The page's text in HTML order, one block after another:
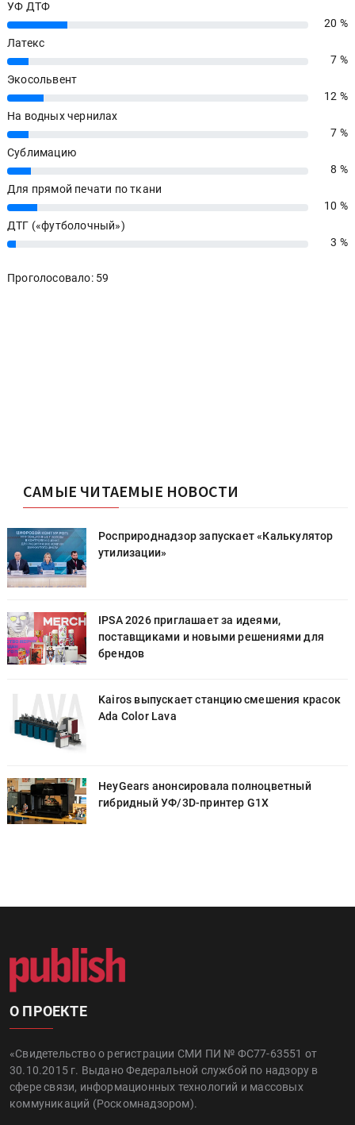
УФ ДТФ
20%
20 %
Латекс
7%
7 %
Экосольвент
12%
12 %
На водных чернилах
7%
7 %
Сублимацию
8%
8 %
Для прямой печати по ткани
10%
10 %
ДТГ («футболочный»)
3% 3 %
Проголосовало: 59
САМЫЕ ЧИТАЕМЫЕ НОВОСТИ
Росприроднадзор запускает «Калькулятор
утилизации»
IPSA 2026 приглашает за идеями,
поставщиками и новыми решениями для
брендов
Kairos выпускает станцию смешения красок
Ada Color Lava
HeyGears анонсировала полноцветный
гибридный УФ/3D-принтер G1X
О ПРОЕКТЕ
«Свидетельство о регистрации СМИ ПИ № ФС77-63551 от
30.10.2015 г. Выдано Федеральной службой по надзору в
сфере связи, информационных технологий и массовых
коммуникаций (Роскомнадзором).